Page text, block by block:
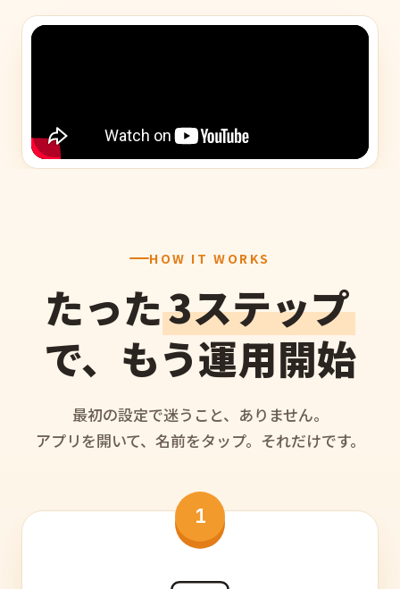
HOW IT WORKS
たった3ステップ
で、もう運用開始
最初の設定で迷うこと、ありません。
アプリを開いて、名前をタップ。それだけです。
1